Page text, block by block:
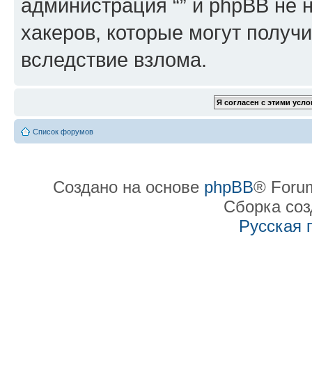
администрация “” и phpBB не
хакеров, которые могут
вследствие взлома.
Список форумов
Создано на основе phpBB®
Сборка
Русская